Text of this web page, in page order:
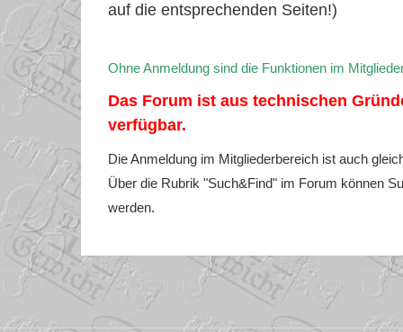
auf die entsprechenden Seiten!)
Ohne Anmeldung sind die Funktionen im
Das Forum ist aus technischen
verfügbar.
Die Anmeldung im Mitgliederbereich ist auch
Über die Rubrik "Such&Find" im Forum können
werden.